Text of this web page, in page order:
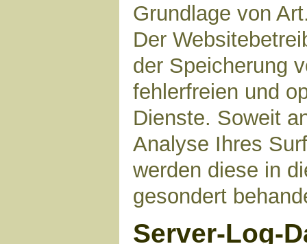
Grundlage von
Der
der Speicherung
fehlerfreien und
Dienste. Soweit
Analyse Ihres
werden diese in
gesondert
Server-Log-